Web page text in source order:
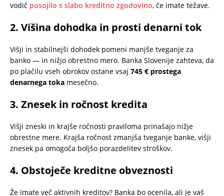
vodič posojilo s slabo kreditno zgodovino, če imate težave.
2. Višina dohodka in prosti denarni tok
Višji in stabilnejši dohodek pomeni manjše tveganje za
banko — in nižjo obrestno mero. Banka Slovenije zahteva, da
po plačilu vseh obrokov ostane vsaj 745 € prostega
denarnega toka mesečno.
3. Znesek in ročnost kredita
Višji zneski in krajše ročnosti praviloma prinašajo nižje
obrestne mere. Krajša ročnost zmanjša tveganje banke, višji
znesek pa omogoča boljšo porazdelitev stroškov.
4. Obstoječe kreditne obveznosti
Že imate več aktivnih kreditov? Banka bo ocenila, ali je vaš